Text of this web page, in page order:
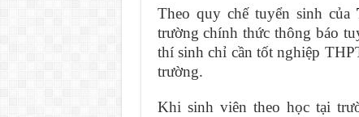
Theo quy chế tuyển sinh của
trường chính thức thông báo
thí sinh chỉ cần tốt nghiệp
trường.
Khi sinh viên theo học tại